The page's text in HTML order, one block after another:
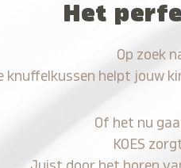
Het
Op zoek
knuffelkussen helpt jouw
Of het nu
KOES